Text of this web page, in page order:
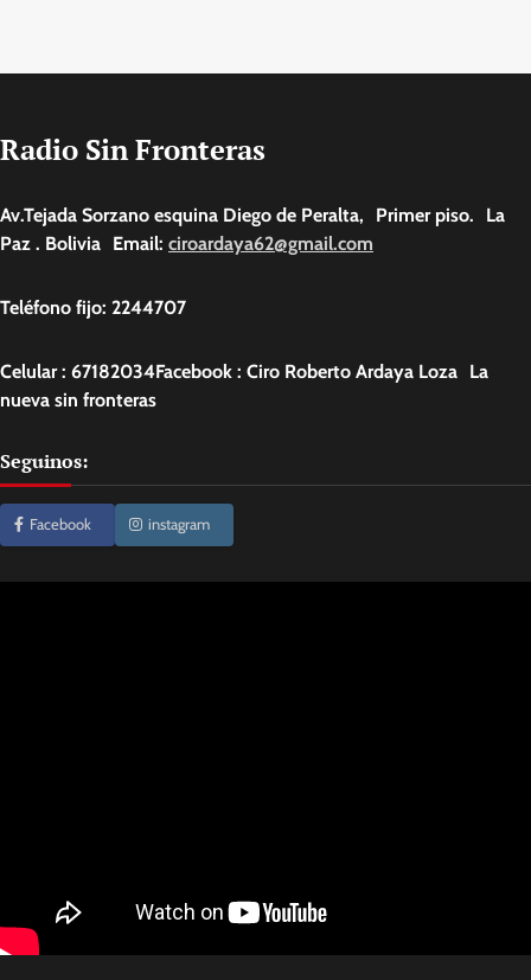
Radio Sin Fronteras
Av.Tejada Sorzano esquina Diego de Peralta, Primer piso. La
Paz . Bolivia Email: ciroardaya62@gmail.com
Teléfono fijo: 2244707
Celular : 67182034Facebook : Ciro Roberto Ardaya Loza La
nueva sin fronteras
Seguinos:
Facebook instagram